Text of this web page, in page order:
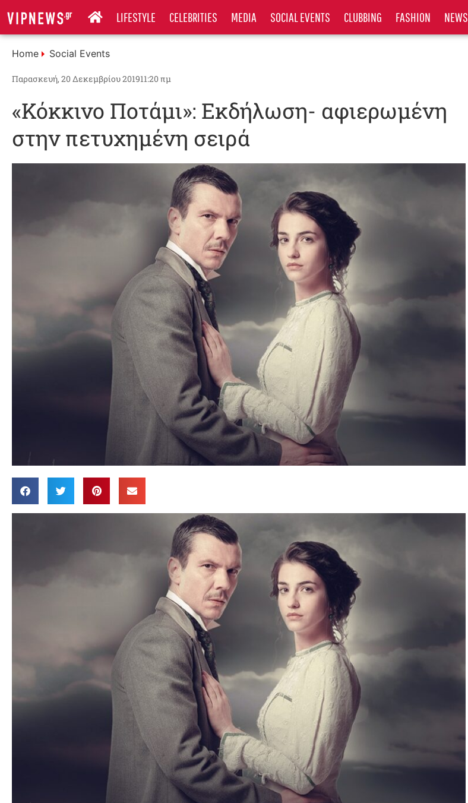
LIFESTYLE CELEBRITIES MEDIA SOCIAL EVENTS CLUBBING FASHION NEWS
Home Social Events
Παρασκευή, 20 Δεκεμβρίου 201911:20 πμ
«Κόκκινο Ποτάμι»: Εκδήλωση- αφιερωμένη
στην πετυχημένη σειρά